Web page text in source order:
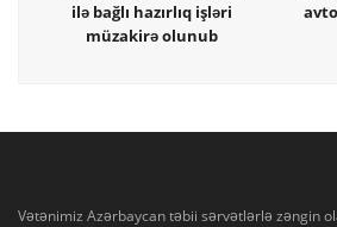
ilə bağlı hazırlıq işləri
müzakirə olunub
Vətənimiz Azərbaycan təbii sərvətlərlə zəngin